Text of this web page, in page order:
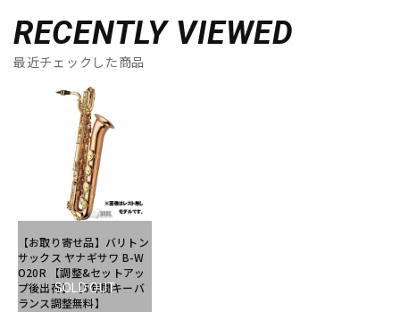
RECENTLY VIEWED
最近チェックした商品
SOLD OUT
【お取り寄せ品】バリトン
サックス ヤナギサワ B-W
O20R 【調整&セットアッ
プ後出荷】【5年間キーバ
ランス調整無料】